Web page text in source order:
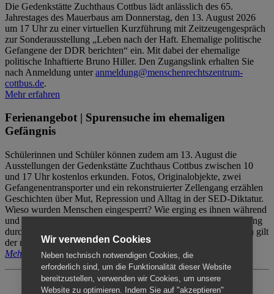
Die Gedenkstätte Zuchthaus Cottbus lädt anlässlich des 65.
Jahrestages des Mauerbaus am Donnerstag, den 13. August 2026
um 17 Uhr zu einer virtuellen Kurzführung mit Zeitzeugengespräch
zur Sonderausstellung „Leben nach der Haft. Ehemalige politische
Gefangene der DDR berichten“ ein. Mit dabei der ehemalige
politische Inhaftierte Bruno Hiller. Den Zugangslink erhalten Sie
nach Anmeldung unteranmeldung@menschenrechtszentrum-
cottbus.de.
Mehr erfahren
Ferienangebot | Spurensuche im ehemaligen
Gefängnis
Schülerinnen und Schüler können zudem am 13. August die
Ausstellungen der Gedenkstätte Zuchthaus Cottbus zwischen 10
und 17 Uhr kostenlos erkunden. Fotos, Originalobjekte, zwei
Gefangenentransporter und ein rekonstruierter Zellengang erzählen
Geschichten über Mut, Repression und Alltag in der SED-Diktatur.
Wieso wurden Menschen eingesperrt? Wie erging es ihnen während
und nach der Haft? Der Besuch erfolgt individuell ohne Betreuung
durch das Menschenrechtszentrum Cottbus. Für Begleitpersonen gilt
der reguläre Eintritt (8€ / ermäßigt 5€).
Mehr erfahren
Wir verwenden Cookies
Neben technisch notwendigen Cookies, die
erforderlich sind, um die Funktionalität dieser Website
bereitzustellen, verwenden wir Cookies, um unsere
Website zu optimieren. Indem Sie auf "akzeptieren"